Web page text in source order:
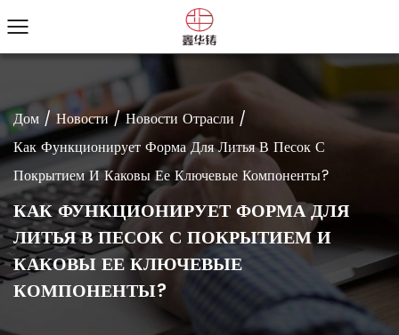
Дом /Новости/Новости Отрасли /
Как Функционирует Форма Для Литья В Песок С
Покрытием И Каковы Ее Ключевые Компоненты?
КАК ФУНКЦИОНИРУЕТ ФОРМА ДЛЯ
ЛИТЬЯ В ПЕСОК С ПОКРЫТИЕМ И
КАКОВЫ ЕЕ КЛЮЧЕВЫЕ
КОМПОНЕНТЫ?